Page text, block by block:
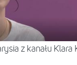
z kanału Klara